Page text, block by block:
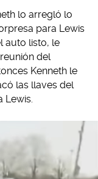
lo arregló lo
para Lewis
auto listo, le
del
Kenneth le
las llaves del
Lewis.